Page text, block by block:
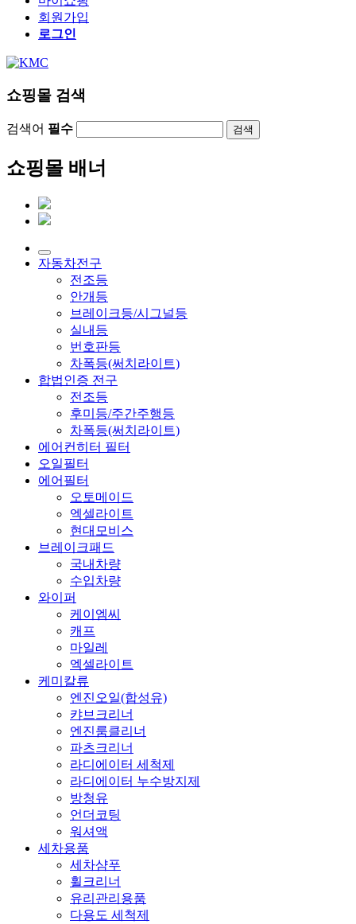
회원가입
로그인
쇼핑몰 검색
검색어 필수 검색
쇼핑몰 배너
자동차전구
전조등
안개등
브레이크등/시그널등
실내등
번호판등
차폭등(써치라이트)
합법인증 전구
전조등
후미등/주간주행등
차폭등(써치라이트)
에어컨히터 필터
오일필터
에어필터
오토메이드
엑셀라이트
현대모비스
브레이크패드
국내차량
수입차량
와이퍼
케이엠씨
캐프
마일레
엑셀라이트
케미칼류
엔진오일(합성유)
캬브크리너
엔진룸클리너
파츠크리너
라디에이터 세척제
라디에이터 누수방지제
방청유
언더코팅
워셔액
세차용품
세차샴푸
휠크리너
유리관리용품
다용도 세척제